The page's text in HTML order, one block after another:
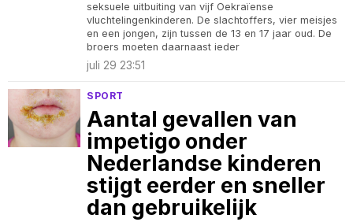
seksuele uitbuiting van vijf Oekraïense
vluchtelingenkinderen. De slachtoffers, vier meisjes
en een jongen, zijn tussen de 13 en 17 jaar oud. De
broers moeten daarnaast ieder
juli 29 23:51
SPORT
Aantal gevallen van
impetigo onder
Nederlandse kinderen
stijgt eerder en sneller
dan gebruikelijk